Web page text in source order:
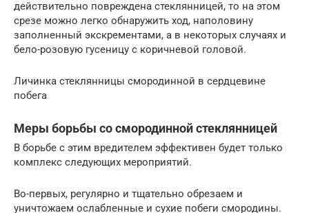
действительно повреждена стеклянницей, то на этом
срезе можно легко обнаружить ход, наполовину
заполненный экскрементами, а в некоторых случаях и
бело-розовую гусеницу с коричневой головой.
Личинка стеклянницы смородинной в сердцевине
побега
Меры борьбы со смородинной стеклянницей
В борьбе с этим вредителем эффективен будет только
комплекс следующих мероприятий.
Во-первых, регулярно и тщательно обрезаем и
уничтожаем ослабленные и сухие побеги смородины.